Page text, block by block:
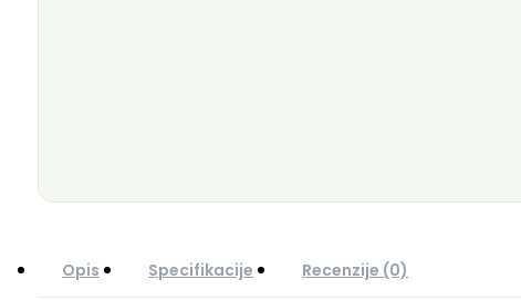
Opis Specifikacije Recenzije (0)